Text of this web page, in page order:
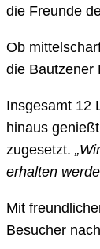
die Freunde
Ob
die Bautzener
Insgesamt 12
hinaus
zugesetzt.
erhalten
Mit
Besucher